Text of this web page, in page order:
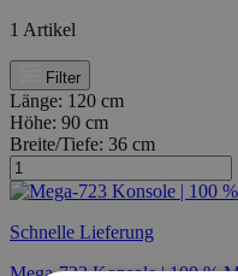
1 Artikel
Filter
Länge: 120 cm
Höhe: 90 cm
Breite/Tiefe: 36 cm
Schnelle Lieferung